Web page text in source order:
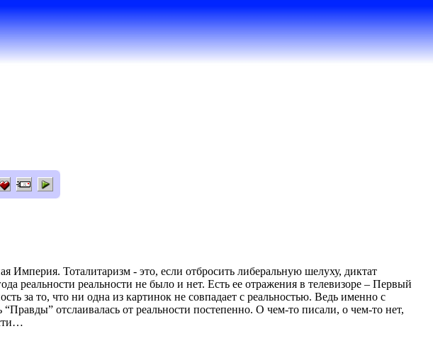
Империя. Тоталитаризм - это, если отбросить либеральную шелуху, диктат
реальности реальности не было и нет. Есть ее отражения в телевизоре – Первый
за то, что ни одна из картинок не совпадает с реальностью. Ведь именно с
отслаивалась от реальности постепенно. О чем-то писали, о чем-то нет,